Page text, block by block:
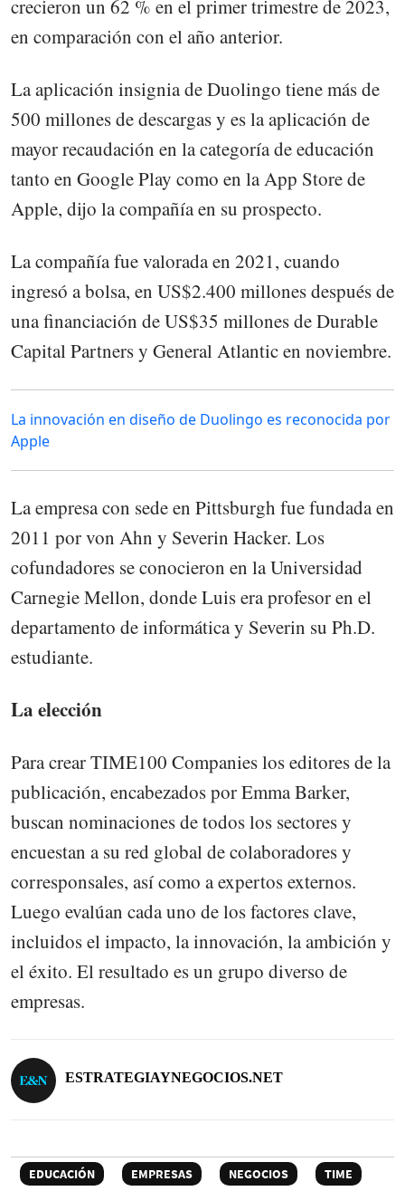
crecieron un 62 % en el primer trimestre de 2023,
en comparación con el año anterior.
La aplicación insignia de Duolingo tiene más de
500 millones de descargas y es la aplicación de
mayor recaudación en la categoría de educación
tanto en Google Play como en la App Store de
Apple, dijo la compañía en su prospecto.
La compañía fue valorada en 2021, cuando
ingresó a bolsa, en US$2.400 millones después de
una financiación de US$35 millones de Durable
Capital Partners y General Atlantic en noviembre.
La innovación en diseño de Duolingo es reconocida por
Apple
La empresa con sede en Pittsburgh fue fundada en
2011 por von Ahn y Severin Hacker. Los
cofundadores se conocieron en la Universidad
Carnegie Mellon, donde Luis era profesor en el
departamento de informática y Severin su Ph.D.
estudiante.
La elección
Para crear TIME100 Companies los editores de la
publicación, encabezados por Emma Barker,
buscan nominaciones de todos los sectores y
encuestan a su red global de colaboradores y
corresponsales, así como a expertos externos.
Luego evalúan cada uno de los factores clave,
incluidos el impacto, la innovación, la ambición y
el éxito. El resultado es un grupo diverso de
empresas.
ESTRATEGIAYNEGOCIOS.NET
EDUCACIÓN EMPRESAS NEGOCIOS
TIME